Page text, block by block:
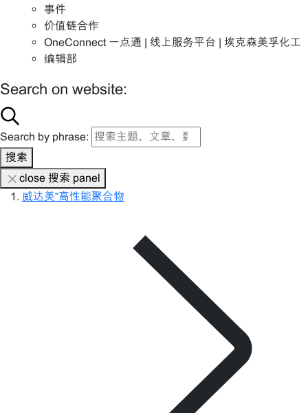
事件
价值链合作
OneConnect 一点通 | 线上服务平台 | 埃克森美孚化工
编辑部
Search on website:
Search by phrase:
搜索
close 搜索 panel
威达美™高性能聚合物